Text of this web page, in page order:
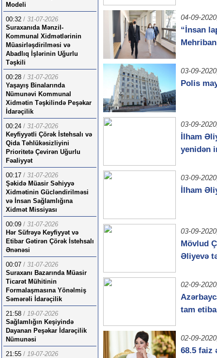
Modeli
00:32 / 31-07-2026
Suraxanıda Mənzil-
Kommunal Xidmətlərinin
Müasirləşdirilməsi və
Abadlıq İşlərinin Uğurlu
Təşkili
00:28 / 31-07-2026
Yaşayış Binalarında
Nümunəvi Kommunal
Xidmətin Təşkilində Peşəkar
İdarəçilik
00:24 / 31-07-2026
Keyfiyyətli Çörək İstehsalı və
Qida Təhlükəsizliyini
Prioritetə Çevirən Uğurlu
Fəaliyyət
00:17 / 31-07-2026
Şəkidə Müasir Səhiyyə
Xidmətinin Gücləndirilməsi
və İnsan Sağlamlığına
Xidmət Missiyası
00:09 / 31-07-2026
Hər Süfrəyə Keyfiyyət və
Etibar Gətirən Çörək İstehsalı
Ənənəsi
00:07 / 31-07-2026
Suraxanı Bazarında Müasir
Ticarət Mühitinin
Formalaşmasına Yönəlmiş
Səmərəli İdarəçilik
21:58 / 19-07-2026
Sağlamlığın Keşiyində
Dayanan Peşəkar İdarəçilik
Nümunəsi
21:55 / 19-07-2026
04-09-
“İnsan
03-09-
Polis
03-09-
İlham
yenidən
03-09-
İlham
03-09-
Mövlud
Əliyevə
02-09-
tam
02-09-
68.5 faiz